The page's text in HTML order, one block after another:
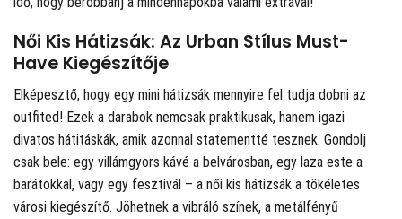
Női Kis Hátizsák: Az Urban Stílus Must-
Have Kiegészítője
Elképesztő, hogy egy mini hátizsák mennyire fel tudja dobni az
outfited! Ezek a darabok nemcsak praktikusak, hanem igazi
divatos hátitáskák, amik azonnal statementté tesznek. Gondolj
csak bele: egy villámgyors kávé a belvárosban, egy laza este a
barátokkal, vagy egy fesztivál – a női kis hátizsák a tökéletes
városi kiegészítő. Jöhetnek a vibráló színek, a metálfényű